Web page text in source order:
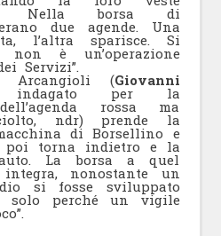
Nella borsa di
due agende. Una
l’altra sparisce. Si
non è un’operazione
Servizi”.
Arcangioli (Giovanni
per la
rossa ma
ndr) prende la
di Borsellino e
poi torna indietro e la
La borsa a quel
nonostante un
si fosse sviluppato
solo perché un vigile